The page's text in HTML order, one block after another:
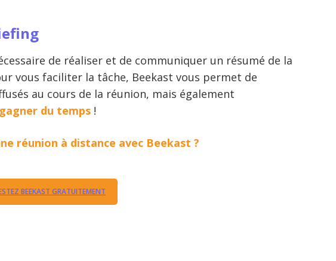
de réaliser et de communiquer un résumé de la
vous faciliter la tâche, Beekast vous permet de
au cours de la réunion, mais également
du temps !
réunion à distance avec Beekast ?
BEEKAST GRATUITEMENT